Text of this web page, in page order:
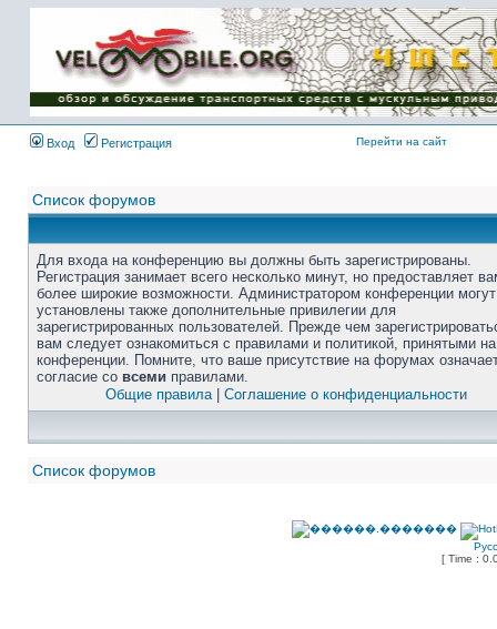
Вход Регистрация Перейти на сайт
Список форумов
Для входа на конференцию вы должны быть зарегистрированы.
Регистрация занимает всего несколько минут, но предоставляет
более широкие возможности. Администратором конференции
установлены также дополнительные привилегии для
зарегистрированных пользователей. Прежде чем
вам следует ознакомиться с правилами и политикой, принятыми на
конференции. Помните, что ваше присутствие на форумах
согласие со всеми правилами.
Общие правила| Соглашение о конфиденциальности
Список форумов
[ Time :